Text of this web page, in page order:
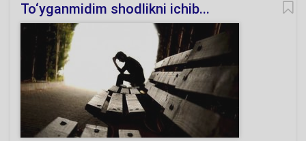
To‘yganmidim shodlikni ichib...